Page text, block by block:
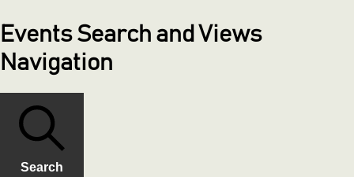
Events Search and Views
Navigation
Search